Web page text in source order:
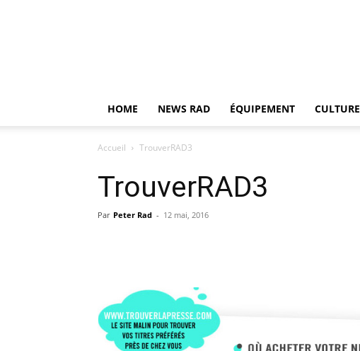
HOME NEWS RAD ÉQUIPEMENT CULTURE
Accueil TrouverRAD3
TrouverRAD3
Par Peter Rad - 12 mai, 2016